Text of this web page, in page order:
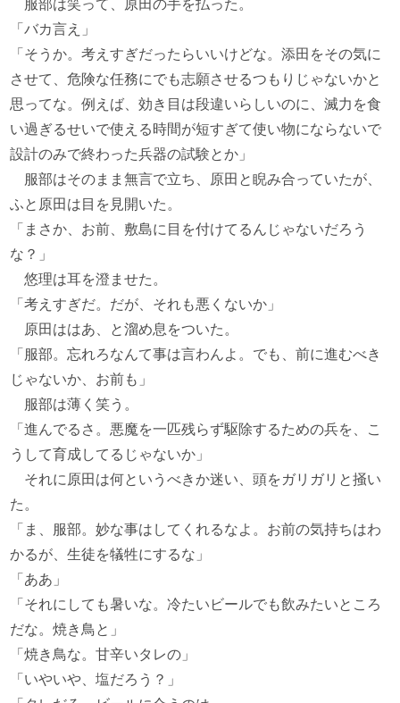
服部は笑って、原田の手を払った。
「バカ言え」
「そうか。考えすぎだったらいいけどな。添田をその気に
させて、危険な任務にでも志願させるつもりじゃないかと
思ってな。例えば、効き目は段違いらしいのに、滅力を食
い過ぎるせいで使える時間が短すぎて使い物にならないで
設計のみで終わった兵器の試験とか」
服部はそのまま無言で立ち、原田と睨み合っていたが、
ふと原田は目を見開いた。
「まさか、お前、敷島に目を付けてるんじゃないだろう
な？」
悠理は耳を澄ませた。
「考えすぎだ。だが、それも悪くないか」
原田ははあ、と溜め息をついた。
「服部。忘れろなんて事は言わんよ。でも、前に進むべき
じゃないか、お前も」
服部は薄く笑う。
「進んでるさ。悪魔を一匹残らず駆除するための兵を、こ
うして育成してるじゃないか」
それに原田は何というべきか迷い、頭をガリガリと掻い
た。
「ま、服部。妙な事はしてくれるなよ。お前の気持ちはわ
かるが、生徒を犠牲にするな」
「ああ」
「それにしても暑いな。冷たいビールでも飲みたいところ
だな。焼き鳥と」
「焼き鳥な。甘辛いタレの」
「いやいや、塩だろう？」